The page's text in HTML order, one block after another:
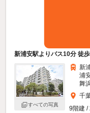
新浦安駅よりバス10分 徒
すべての写真
新
浦
舞
千
9階建 /